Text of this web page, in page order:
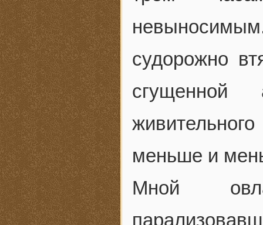
судорожно
сгущенной
меньше и
Мной